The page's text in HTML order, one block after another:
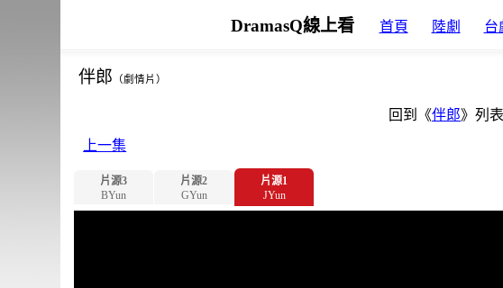
DramasQ線上看 首頁 陸劇 台
伴郎 （劇情片）
回到《伴郎》列表
上一集
片源3
BYun
片源2
GYun
片源1
JYun